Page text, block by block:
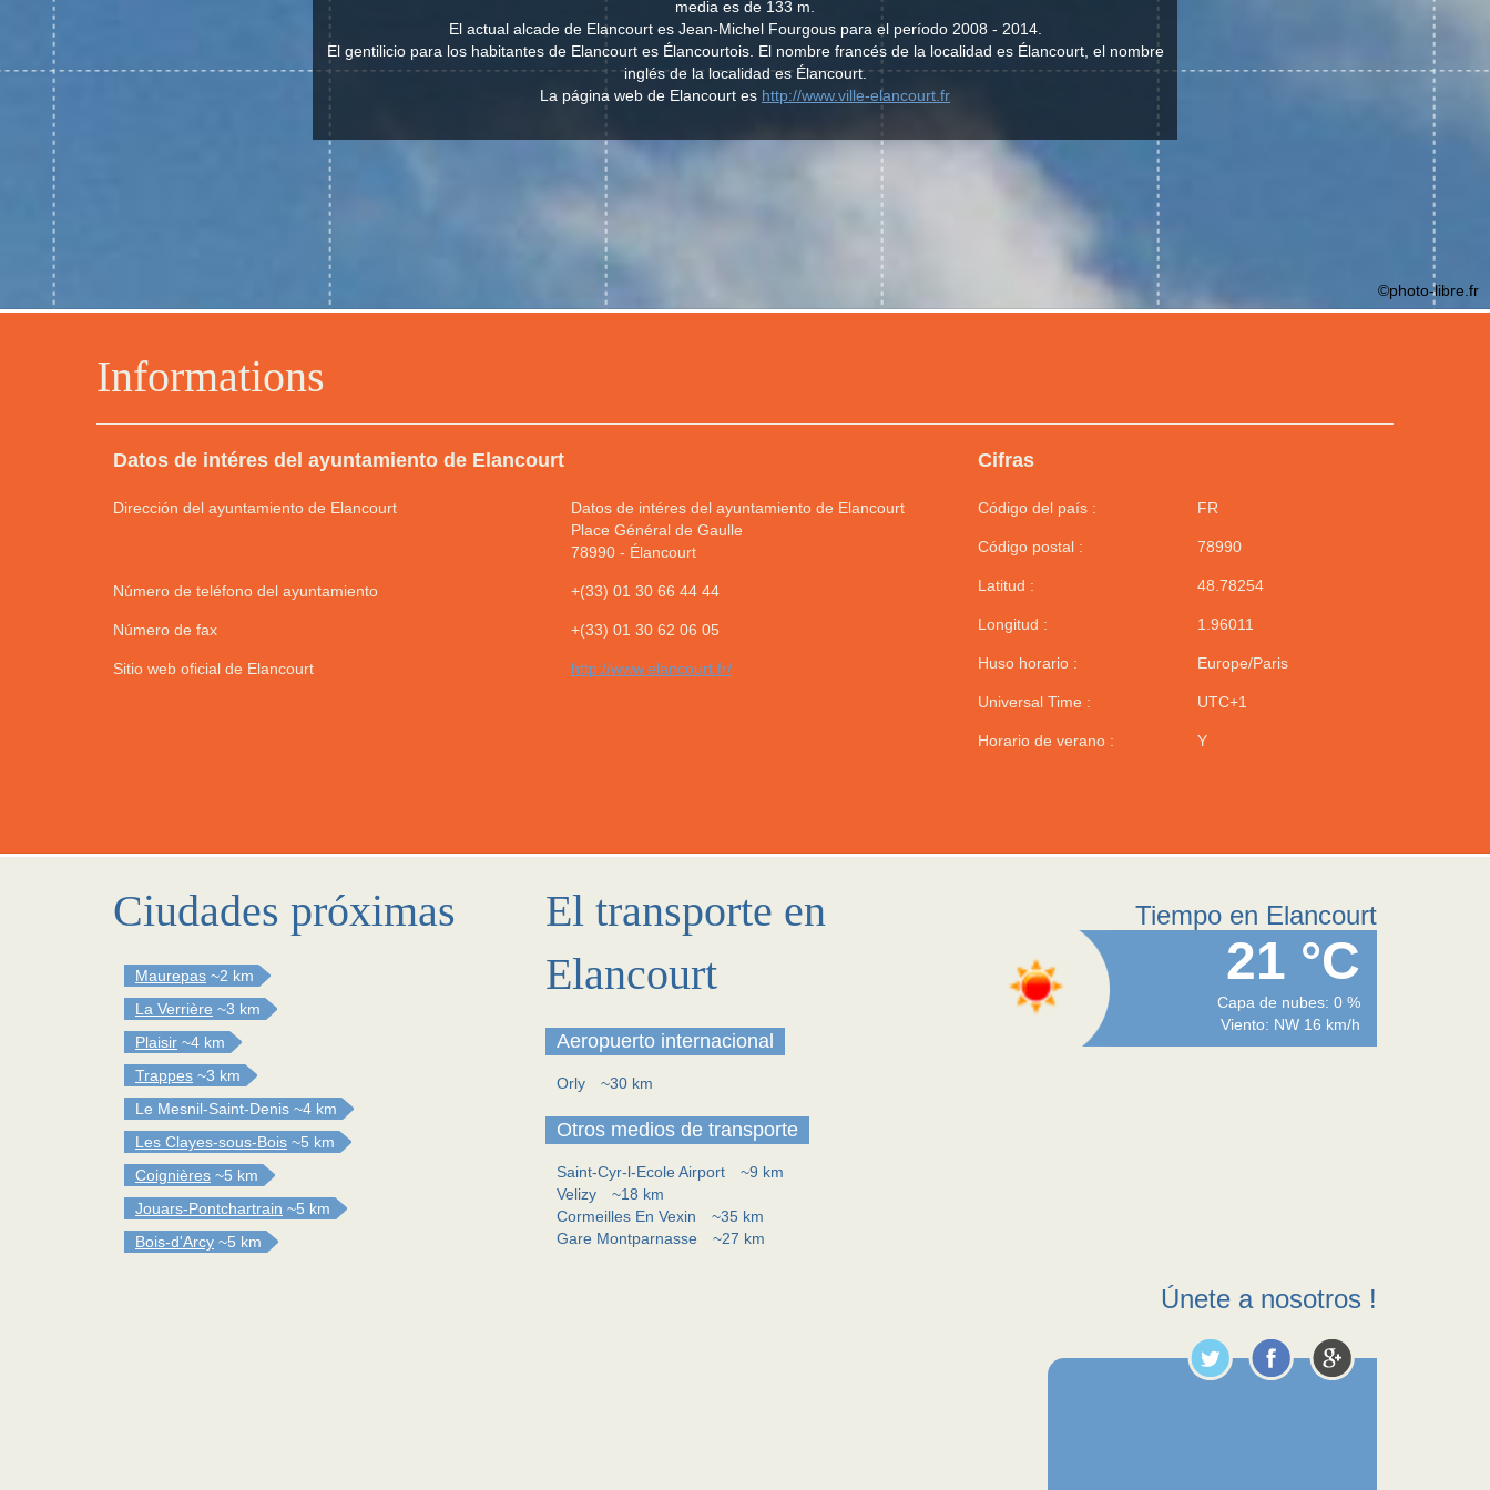
Informations
Datos de intéres del ayuntamiento de Elancourt
Dirección del ayuntamiento de Elancourt
Datos de intéres del ayuntamiento de Elancourt
Place Général de Gaulle
78990- Élancourt
Número de teléfono del ayuntamiento +(33) 01 30 66 44 44
Número de fax +(33) 01 30 62 06 05
Sitio web oficial de Elancourt http://www.elancourt.fr/
Cifras
Código del país : FR
Código postal : 78990
Latitud : 48.78254
Longitud : 1.96011
Huso horario : Europe/Paris
Universal Time : UTC+1
Horario de verano : Y
media es de 133 m.
El actual alcade de Elancourt es Jean-Michel Fourgous para el período 2008 - 2014.
El gentilicio para los habitantes de Elancourt es Élancourtois. El nombre francés de la localidad es Élancourt, el nombre
inglés de la localidad es Élancourt.
La página web de Elancourt es http://www.ville-elancourt.fr
©photo-libre.fr
Ciudades próximas
Maurepas ~2 km
La Verrière ~3 km
Plaisir ~4 km
Trappes ~3 km
Le Mesnil-Saint-Denis ~4 km
Les Clayes-sous-Bois ~5 km
Coignières ~5 km
Jouars-Pontchartrain ~5 km
Bois-d'Arcy ~5 km
El transporte en
Elancourt
Aeropuerto internacional
Orly ~30 km
Otros medios de transporte
Saint-Cyr-l-Ecole Airport
~9 km
Velizy
~18 km
Cormeilles En Vexin
~35 km
Gare Montparnasse
~27 km
Tiempo en Elancourt
21 °C
Capa de nubes: 0 %
Viento: NW 16 km/h
Únete a nosotros !